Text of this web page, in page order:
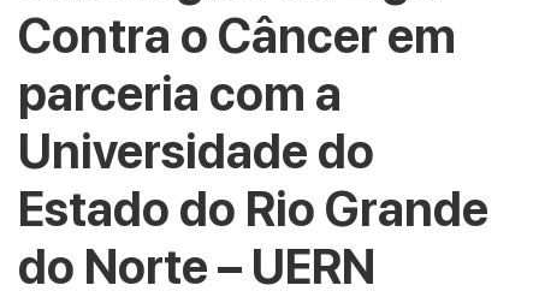
Contra o Câncer em
parceria com a
Universidade do
Estado do Rio Grande
do Norte – UERN